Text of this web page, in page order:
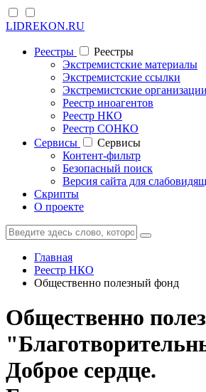
LIDREKON.RU
Реестры
Реестры
Экстремистские материалы
Экстремистские ссылки
Экстремистские организации
Реестр иноагентов
Реестр НКО
Реестр СОНКО
Cервисы
Cервисы
Контент-фильтр
Безопасный поиск
Версия сайта для
Скрипты
О проекте
Главная
Реестр НКО
Общественно полезный фонд
Общественно
Доброе сердце.